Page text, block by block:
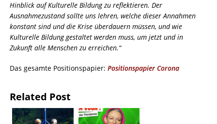
Hinblick auf Kulturelle Bildung zu reflektieren. Der
Ausnahmezustand sollte uns lehren, welche dieser Annahmen
konstant sind und die Krise überdauern müssen, und wie
Kulturelle Bildung gestaltet werden muss, um jetzt und in
Zukunft alle Menschen zu erreichen.“
Das gesamte Positionspapier: Positionspapier Corona
Related Post